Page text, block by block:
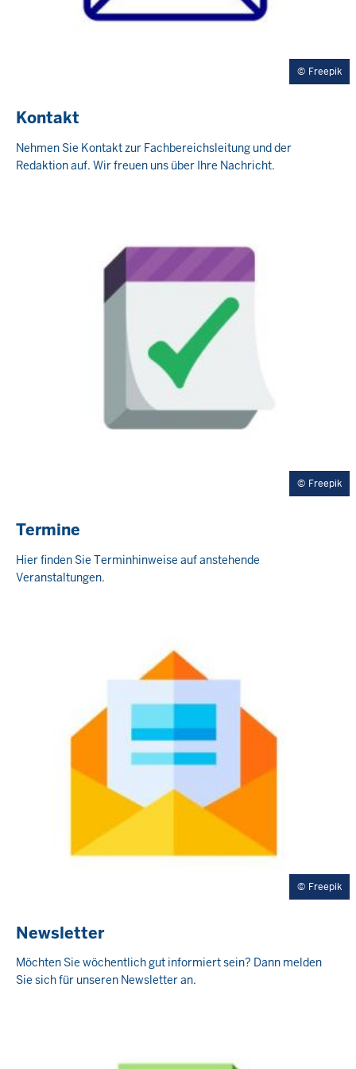
Freepik
Kontakt
Nehmen Sie Kontakt zur Fachbereichsleitung und der
Redaktion auf. Wir freuen uns über Ihre Nachricht.
Freepik
Termine
Hier finden Sie Terminhinweise auf anstehende
Veranstaltungen.
Freepik
Newsletter
Möchten Sie wöchentlich gut informiert sein? Dann melden
Sie sich für unseren Newsletter an.